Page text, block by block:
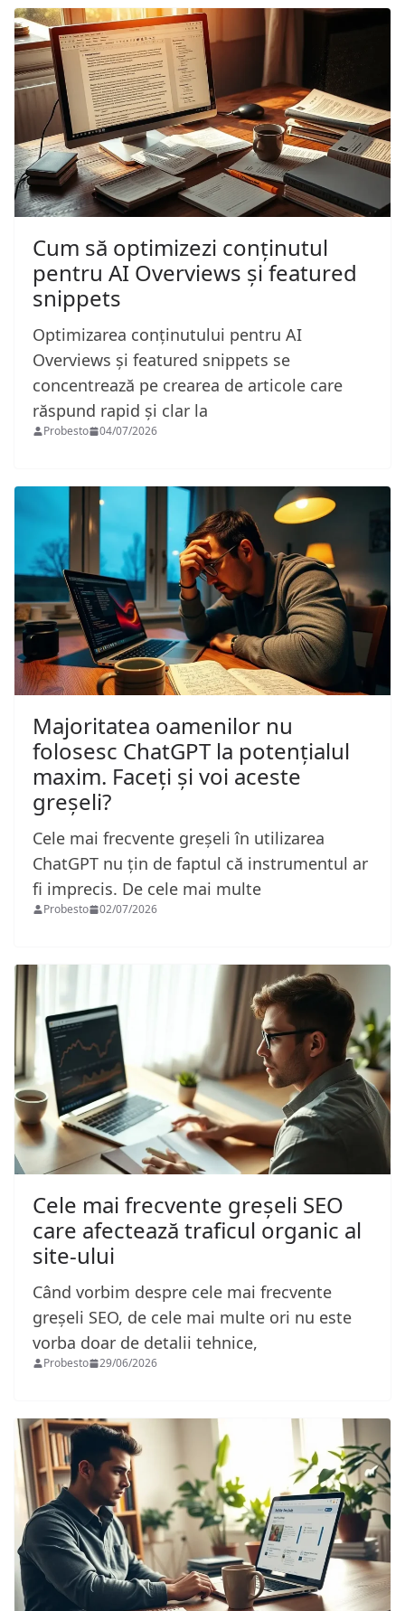
Cum să optimizezi conținutul
pentru AI Overviews și featured
snippets
Optimizarea conținutului pentru AI
Overviews și featured snippets se
concentrează pe crearea de articole care
răspund rapid și clar la
Probesto 04/07/2026
Majoritatea oamenilor nu
folosesc ChatGPT la potențialul
maxim. Faceți și voi aceste
greșeli?
Cele mai frecvente greșeli în utilizarea
ChatGPT nu țin de faptul că instrumentul ar
fi imprecis. De cele mai multe
Probesto 02/07/2026
Cele mai frecvente greșeli SEO
care afectează traficul organic al
site-ului
Când vorbim despre cele mai frecvente
greșeli SEO, de cele mai multe ori nu este
vorba doar de detalii tehnice,
Probesto 29/06/2026